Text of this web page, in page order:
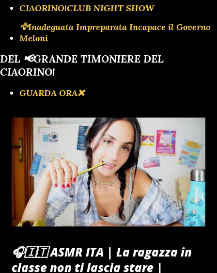
CIAORINO!CLUB NIGHT SHOW
🦅Inadeguata Impreparata Incapace il Governo
Meloni
DEL 📢GRANDE TIMONIERE DEL
CIAORINO!
GUARDA ORA❌️
🎧🇮🇹 ASMR ITA | La ragazza in
classe non ti lascia stare |